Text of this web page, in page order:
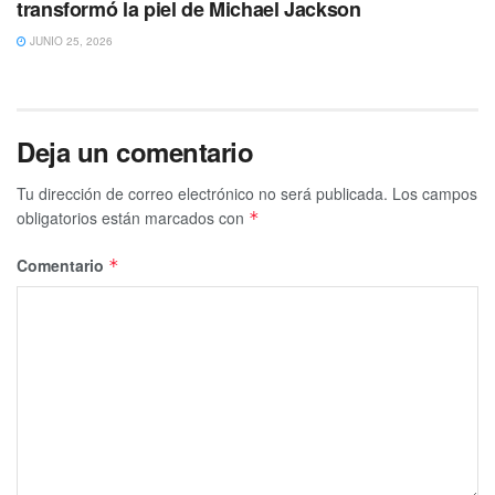
debido a la discriminación y homofobia que se vive en
distintos ámbitos de la actualidad.
transformó la piel de Michael Jackson
JUNIO 25, 2026
Deja un comentario
Tu dirección de correo electrónico no será publicada. Los campos
obligatorios están marcados con *
Comentario *